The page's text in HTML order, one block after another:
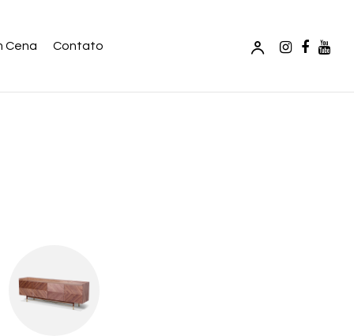
Cena Contato